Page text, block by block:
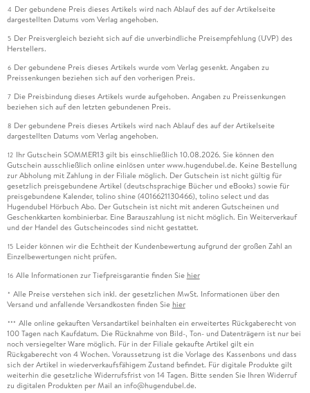
4 Der gebundene Preis dieses Artikels wird nach Ablauf des auf der Artikelseite
dargestellten Datums vom Verlag angehoben.
5 Der Preisvergleich bezieht sich auf die unverbindliche Preisempfehlung (UVP) des
Herstellers.
6 Der gebundene Preis dieses Artikels wurde vom Verlag gesenkt. Angaben zu
Preissenkungen beziehen sich auf den vorherigen Preis.
7 Die Preisbindung dieses Artikels wurde aufgehoben. Angaben zu Preissenkungen
beziehen sich auf den letzten gebundenen Preis.
8 Der gebundene Preis dieses Artikels wird nach Ablauf des auf der Artikelseite
dargestellten Datums vom Verlag angehoben.
12 Ihr Gutschein SOMMER13 gilt bis einschließlich 10.08.2026. Sie können den
Gutschein ausschließlich online einlösen unter www.hugendubel.de. Keine Bestellung
zur Abholung mit Zahlung in der Filiale möglich. Der Gutschein ist nicht gültig für
gesetzlich preisgebundene Artikel (deutschsprachige Bücher und eBooks) sowie für
preisgebundene Kalender, tolino shine (4016621130466), tolino select und das
Hugendubel Hörbuch Abo. Der Gutschein ist nicht mit anderen Gutscheinen und
Geschenkkarten kombinierbar. Eine Barauszahlung ist nicht möglich. Ein Weiterverkauf
und der Handel des Gutscheincodes sind nicht gestattet.
15 Leider können wir die Echtheit der Kundenbewertung aufgrund der großen Zahl an
Einzelbewertungen nicht prüfen.
16 Alle Informationen zur Tiefpreisgarantie finden Sie hier
* Alle Preise verstehen sich inkl. der gesetzlichen MwSt. Informationen über den
Versand und anfallende Versandkosten finden Sie hier
*** Alle online gekauften Versandartikel beinhalten ein erweitertes Rückgaberecht von
100 Tagen nach Kaufdatum. Die Rücknahme von Bild-, Ton- und Datenträgern ist nur bei
noch versiegelter Ware möglich. Für in der Filiale gekaufte Artikel gilt ein
Rückgaberecht von 4 Wochen. Voraussetzung ist die Vorlage des Kassenbons und dass
sich der Artikel in wiederverkaufsfähigem Zustand befindet. Für digitale Produkte gilt
weiterhin die gesetzliche Widerrufsfrist von 14 Tagen. Bitte senden Sie Ihren Widerruf
zu digitalen Produkten per Mail an info@hugendubel.de.